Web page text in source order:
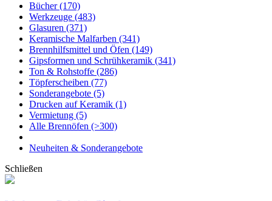
Bücher(170)
Werkzeuge (483)
Glasuren (371)
Keramische Malfarben (341)
Brennhilfsmittel und Öfen (149)
Gipsformen und Schrühkeramik (341)
Ton & Rohstoffe (286)
Töpferscheiben (77)
Sonderangebote (5)
Drucken auf Keramik (1)
Vermietung (5)
Alle Brennöfen (>300)
Neuheiten & Sonderangebote
Schließen